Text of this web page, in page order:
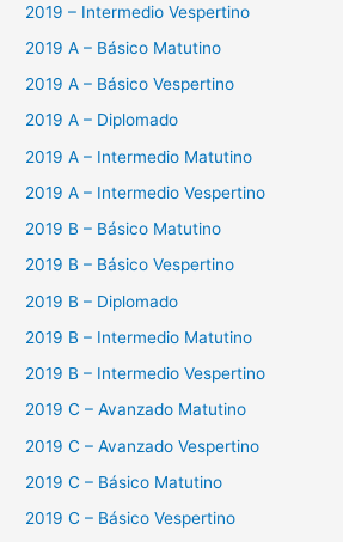
2019 – Intermedio Vespertino
2019 A – Básico Matutino
2019 A – Básico Vespertino
2019 A – Diplomado
2019 A – Intermedio Matutino
2019 A – Intermedio Vespertino
2019 B – Básico Matutino
2019 B – Básico Vespertino
2019 B – Diplomado
2019 B – Intermedio Matutino
2019 B – Intermedio Vespertino
2019 C – Avanzado Matutino
2019 C – Avanzado Vespertino
2019 C – Básico Matutino
2019 C – Básico Vespertino